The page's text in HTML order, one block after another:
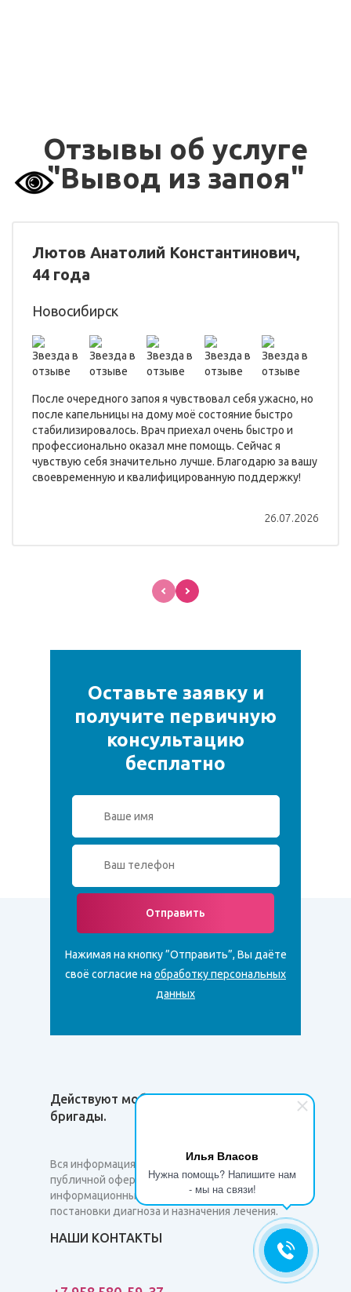
Илья Власов
Нужна помощь? Напишите нам
- мы на связи!
Отзывы об услуге
"Вывод из запоя"
Лютов Анатолий Константинович,
44 года
Новосибирск
После очередного запоя я чувствовал себя ужасно, но
после капельницы на дому моё состояние быстро
стабилизировалось. Врач приехал очень быстро и
профессионально оказал мне помощь. Сейчас я
чувствую себя значительно лучше. Благодарю за вашу
своевременную и квалифицированную поддержку!
26.07.2026
Оставьте заявку и
получите первичную
консультацию
бесплатно
Отправить
Нажимая на кнопку ”Отправить”, Вы даёте
своё согласие на обработку персональных
данных
Действуют мобильные медицинские
бригады.
Вся информация на сайте не является
публичной офертой и несет сугубо
информационный характер. Она не служит для
постановки диагноза и назначения лечения.
НАШИ КОНТАКТЫ